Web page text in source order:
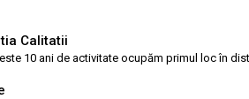
Calitatii
10 ani de activitate ocupăm primul loc în